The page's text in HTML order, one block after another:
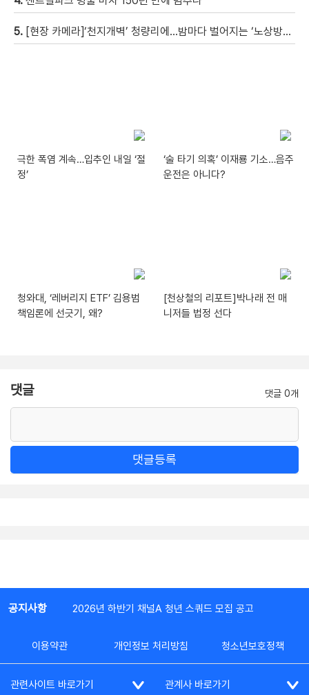
5. [현장 카메라]‘천지개벽’ 청량리에…밤마다 벌어지는 ‘노상방뇨 전쟁’
극한 폭염 계속…입추인 내일 ‘절
정’
‘술 타기 의혹’ 이재룡 기소…음주
운전은 아니다?
청와대, ‘레버리지 ETF’ 김용범
책임론에 선긋기, 왜?
[천상철의 리포트]박나래 전 매
니저들 법정 선다
댓글 댓글 0개
댓글등록
공지사항 2026년 하반기 채널A 청년 스쿼드 모집 공고
이용약관 개인정보 처리방침 청소년보호정책
관련사이트 바로가기 관계사 바로가기